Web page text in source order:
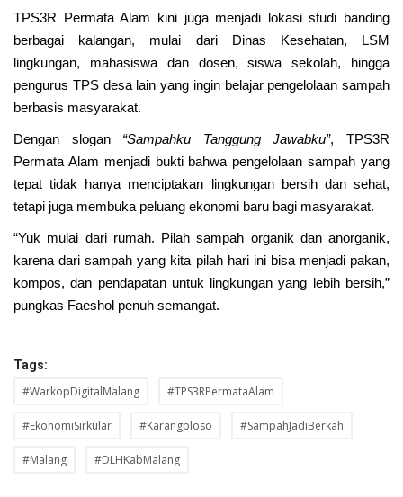
TPS3R Permata Alam kini juga menjadi lokasi studi banding
berbagai kalangan, mulai dari Dinas Kesehatan, LSM
lingkungan, mahasiswa dan dosen, siswa sekolah, hingga
pengurus TPS desa lain yang ingin belajar pengelolaan sampah
berbasis masyarakat.
Dengan slogan “Sampahku Tanggung Jawabku”, TPS3R
Permata Alam menjadi bukti bahwa pengelolaan sampah yang
tepat tidak hanya menciptakan lingkungan bersih dan sehat,
tetapi juga membuka peluang ekonomi baru bagi masyarakat.
“Yuk mulai dari rumah. Pilah sampah organik dan anorganik,
karena dari sampah yang kita pilah hari ini bisa menjadi pakan,
kompos, dan pendapatan untuk lingkungan yang lebih bersih,”
pungkas Faeshol penuh semangat.
Tags:
#WarkopDigitalMalang #TPS3RPermataAlam
#EkonomiSirkular #Karangploso #SampahJadiBerkah
#Malang #DLHKabMalang